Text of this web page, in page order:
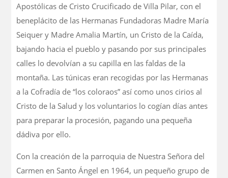
Apostólicas de Cristo Crucificado de Villa Pilar, con el
beneplácito de las Hermanas Fundadoras Madre María
Seiquer y Madre Amalia Martín, un Cristo de la Caída,
bajando hacia el pueblo y pasando por sus principales
calles lo devolvían a su capilla en las faldas de la
montaña. Las túnicas eran recogidas por las Hermanas
a la Cofradía de “los coloraos” así como unos cirios al
Cristo de la Salud y los voluntarios lo cogían días antes
para preparar la procesión, pagando una pequeña
dádiva por ello.
Con la creación de la parroquia de Nuestra Señora del
Carmen en Santo Ángel en 1964, un pequeño grupo de